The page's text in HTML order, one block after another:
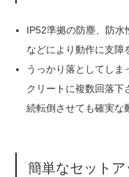
IP52準拠の防塵、防水
などにより動作に支障
うっかり落としてしま
クリートに複数回落下
続転倒させても確実な
簡単なセット